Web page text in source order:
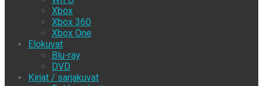
Xbox
Xbox 360
Xbox One
Elokuvat
Blu-ray
DVD
Kirjat / sarjakuvat